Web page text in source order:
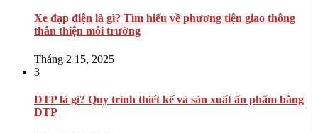
Xe đạp điện là gì? Tìm hiểu về phương tiện giao thông
thân thiện môi trường
Tháng 2 15, 2025
3
DTP là gì? Quy trình thiết kế và sản xuất ấn phẩm bằng
DTP